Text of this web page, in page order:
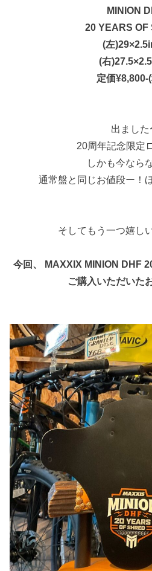
MINION
20 YEARS OF
(左
(右
定価¥8,800-
出ました
20周年記念限定
しかも今なら
通常盤と同じお値段ー！
そしてもう一つ嬉し
今回、 MAXXIX MINION DHF
ご購入いただいた